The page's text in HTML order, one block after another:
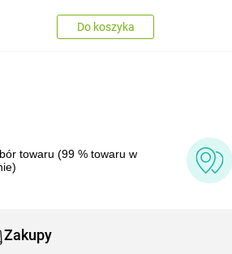
Do koszyka
towaru (99 % towaru w
Zakupy